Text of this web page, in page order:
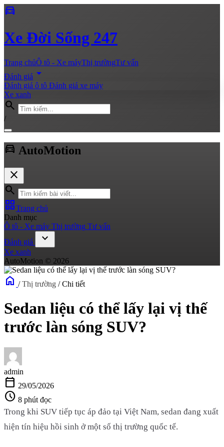
directions_car
Xe Đời Sống 247
Trang chủÔ tô - Xe máyThị trườngTư vấn
Đánh giá arrow_drop_down
Đánh giá ô tô Đánh giá xe máy
Xe xanh
search
/
directions_car AutoMotion
close
search
grid_viewTrang chủ
Danh mục
Ô tô - Xe máy Thị trường Tư vấn
Đánh giá
expand_more
Xe xanh
AutoMotion © 2026
home / Thị trường / Chi tiết
Sedan liệu có thể lấy lại vị thế
trước làn sóng SUV?
admin
calendar_today 29/05/2026
schedule 8 phút đọc
Trong khi SUV tiếp tục áp đảo tại Việt Nam, sedan đang xuất
hiện tín hiệu hồi sinh ở một số thị trường quốc tế.